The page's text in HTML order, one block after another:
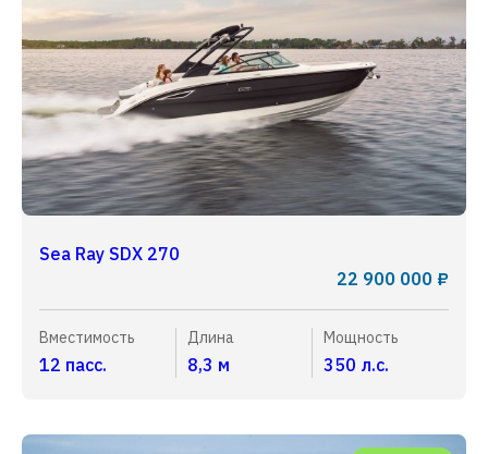
Sea Ray SDX 270
22 900 000 ₽
Вместимость
12 пасс.
Длина
8,3 м
Мощность
350 л.с.